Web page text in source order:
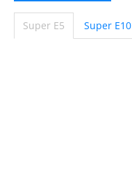
Super E5 Super E10